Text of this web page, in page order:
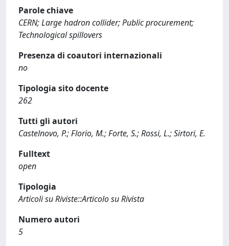
Parole chiave
CERN; Large hadron collider; Public procurement;
Technological spillovers
Presenza di coautori internazionali
no
Tipologia sito docente
262
Tutti gli autori
Castelnovo, P.; Florio, M.; Forte, S.; Rossi, L.; Sirtori, E.
Fulltext
open
Tipologia
Articoli su Riviste::Articolo su Rivista
Numero autori
5